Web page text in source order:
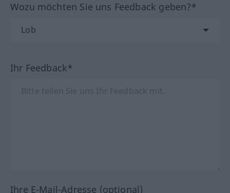
Wozu möchten Sie uns Feedback geben?*
Ihr Feedback*
Ihre E-Mail-Adresse (optional)